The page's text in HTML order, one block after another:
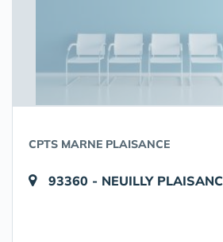
CPTS MARNE PLAISANCE
93360 - NEUILLY